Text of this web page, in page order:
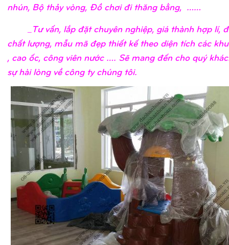
nhún, Bộ thảy vòng, Đồ chơi đi thăng bằng, ……
_Tư vấn, lắp đặt chuyên nghiệp, giá thành hợp lí,
chất lượng, mẫu mã đẹp thiết kế theo diện tích các
, cao ốc, công viên nước …. Sẽ mang đến cho quý
sự hài lòng về công ty chúng tôi.